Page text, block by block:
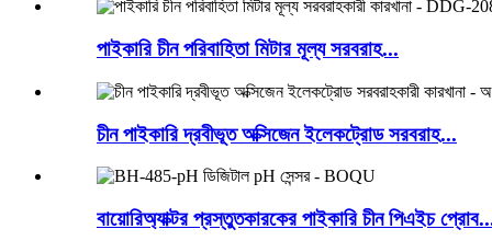
পাইকারি চীন পরিবাহিতা মিটার মূল্য সরবরাহ...
চীন পাইকারি দ্রবীভূত অক্সিজেন ইলেকট্রোড সরবরাহ...
বায়োরিঅ্যাক্টর প্রস্তুতকারকের পাইকারি চীন পিএইচ